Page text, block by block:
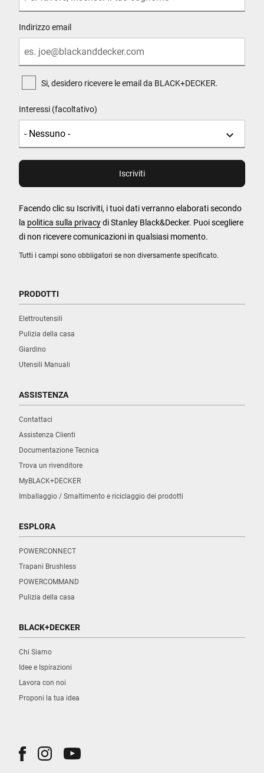
Tutti i campi sono obbligatori se non diversamente specificato.
Indirizzo email
Si, desidero ricevere le email da BLACK+DECKER.
Interessi (facoltativo)
Facendo clic su Iscriviti, i tuoi dati verranno elaborati secondo
la politica sulla privacydi Stanley Black&Decker. Puoi scegliere
di non ricevere comunicazioni in qualsiasi momento.
PRODOTTI
Elettroutensili
Pulizia della casa
Giardino
Utensili Manuali
ASSISTENZA
Contattaci
Assistenza Clienti
Documentazione Tecnica
Trova un rivenditore
MyBLACK+DECKER
Imballaggio / Smaltimento e riciclaggio dei prodotti
ESPLORA
POWERCONNECT
Trapani Brushless
POWERCOMMAND
Pulizia della casa
BLACK+DECKER
Chi Siamo
Idee e Ispirazioni
Lavora con noi
Proponi la tua idea